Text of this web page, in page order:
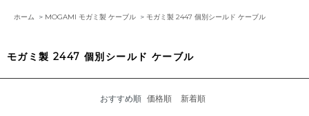
ホーム > MOGAMI モガミ製 ケーブル > モガミ製 2447 個別シールド ケーブル
モガミ製 2447 個別シールド ケーブル
おすすめ順 価格順 新着順